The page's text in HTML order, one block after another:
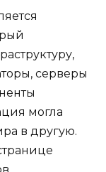
серверы
могла
в другую.